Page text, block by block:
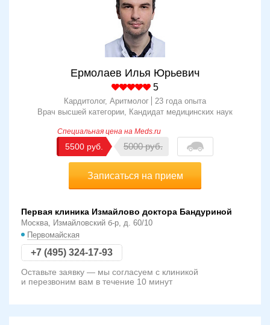
Ермолаев Илья Юрьевич
5
Кардитолог, Аритмолог
23 года опыта
Врач высшей категории Кандидат медицинских наук
5500 5000
Записаться на прием
Первая клиника Измайлово доктора Бандуриной
Москва, Измайловский б-р, д. 60/10
Первомайская
+7 (495) 324-17-93
Оставьте заявку — мы согласуем с клиникой
и перезвоним вам в течение 10 минут